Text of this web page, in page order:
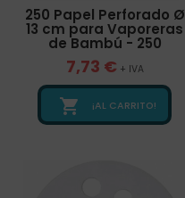
250 Papel Perforado Ø
13 cm para Vaporeras
de Bambú - 250
7,73 € + IVA
 ¡AL CARRITO!